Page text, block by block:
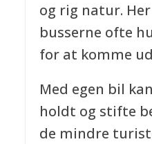
og rig natur.
busserne ofte
for at komme
Med egen bil
holdt og stifte
de mindre